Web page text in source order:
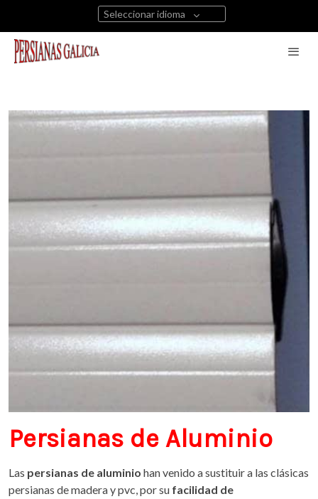
Seleccionar idioma
Persianas de Aluminio
Las persianas de aluminio han venido a sustituir a las clásicas
persianas de madera y pvc, por su facilidad de